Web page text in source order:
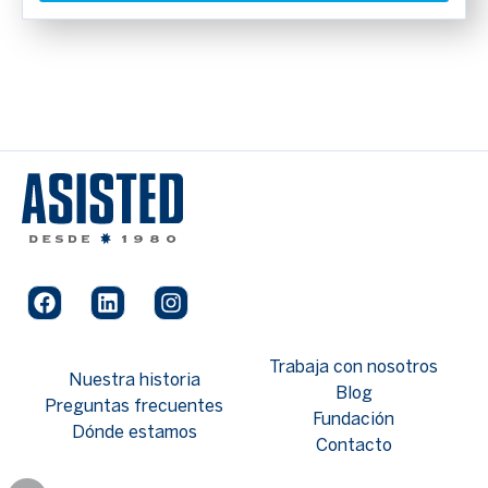
Nuestra historia
Preguntas frecuentes
Dónde estamos
Trabaja con nosotros
Blog
Fundación
Contacto